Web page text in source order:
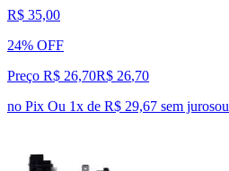
R$ 35,00
24% OFF
Preço R$ 26,70R$ 26,70
no Pix Ou 1x de R$ 29,67 sem jurosou